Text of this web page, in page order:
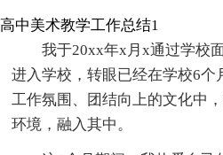
高中美术教学工作总结1
我于20xx年x月x通过学校
进入学校，转眼已经在学校6个
工作氛围、团结向上的文化中
环境，融入其中。